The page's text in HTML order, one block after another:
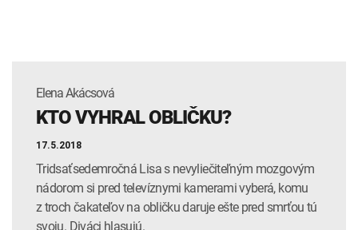
Elena Akácsová
KTO VYHRAL OBLIČKU?
17.5.2018
Tridsaťsedemročná Lisa s nevyliečiteľným mozgovým
nádorom si pred televíznymi kamerami vyberá, komu
z troch čakateľov na obličku daruje ešte pred smrťou tú
svoju. Diváci hlasujú.